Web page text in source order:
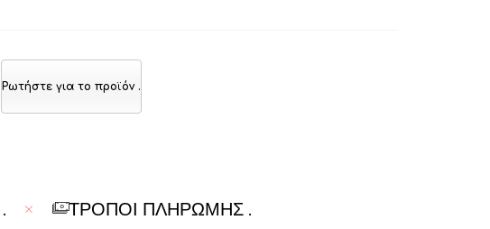
Ρωτήστε για το προϊόν .
. ΤΡΌΠΟΙ ΠΛΗΡΩΜΉΣ .